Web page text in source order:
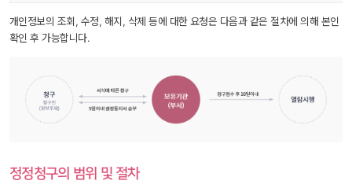
개인정보의 조회, 수정, 해지, 삭제 등에 대한 요청은 다음과 같은 절차에 의해 본인
확인 후 가능합니다.
정정청구의 범위 및 절차